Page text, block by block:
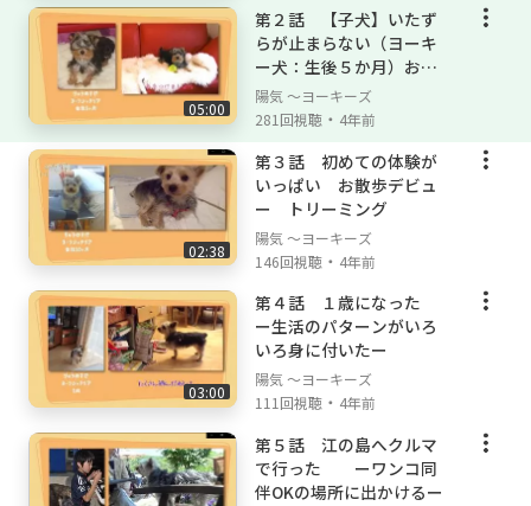
05:00
第２話 【子犬】いたず
らが止まらない（ヨーキ
ー犬：生後５か月）お家
に慣れてきた
陽気 ～ヨーキーズ
281回視聴 ・ 4年前
02:38
第３話 初めての体験が
いっぱい お散歩デビュ
ー トリーミング
陽気 ～ヨーキーズ
146回視聴 ・ 4年前
03:00
第４話 １歳になった
ー生活のパターンがいろ
いろ身に付いたー
陽気 ～ヨーキーズ
111回視聴 ・ 4年前
第５話 江の島へクルマ
で行った ーワンコ同
伴OKの場所に出かけるー